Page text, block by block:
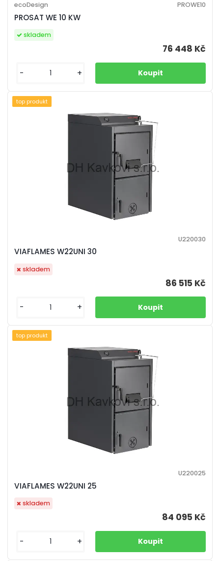
PROSAT WE 10 KW
ecoDesign PROWE10
76 448 Kč
skladem
- +
VIAFLAMES W22UNI 30
U220030
86 515 Kč
skladem
- +
top produkt
VIAFLAMES W22UNI 25
U220025
84 095 Kč
skladem
- +
top produkt